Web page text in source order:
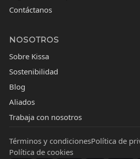
Contáctanos
NOSOTROS
Sobre Kissa
Sostenibilidad
Blog
Aliados
Trabaja con nosotros
Términos y condicionesPolítica de
Política de cookies